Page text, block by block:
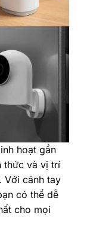
hoạt gần
thức và vị trí
Với cánh tay
có thể dễ
cho mọi